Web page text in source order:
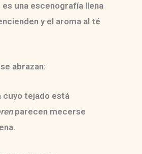
es una escenografía llena
y el aroma al té
abrazan:
cuyo tejado está
parecen mecerse